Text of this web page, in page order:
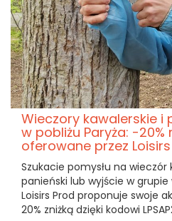
Wieczory kawalerskie i
w pobliżu Paryża: -
oferowane przez
Szukacie pomysłu na wieczór
panieński lub wyjście w grupie
Loisirs Prod proponuje swoje
20% zniżką dzięki kodowi